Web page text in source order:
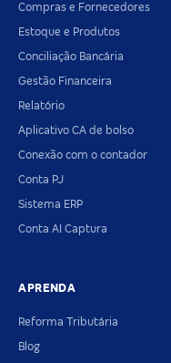
Compras e Fornecedores
Estoque e Produtos
Conciliação Bancária
Gestão Financeira
Relatório
Aplicativo CA de bolso
Conexão com o contador
Conta PJ
Sistema ERP
Conta AI Captura
APRENDA
Reforma Tributária
Blog